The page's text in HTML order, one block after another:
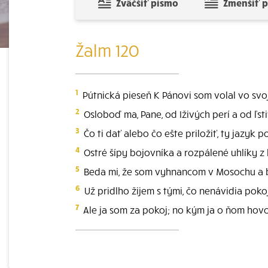
Žalm 120
1 Pútnická pieseň K Pánovi som volal vo
2 Osloboď ma, Pane, od Iživých perí a od
3 Čo ti dať alebo čo ešte priložiť, ty jazyk
4 Ostré šípy bojovníka a rozpálené uhlíky z
5 Beda mi, že som vyhnancom v Mosochu
6 Už pridlho žijem s tými, čo nenávidia
7 Ale ja som za pokoj; no kým ja o ňom